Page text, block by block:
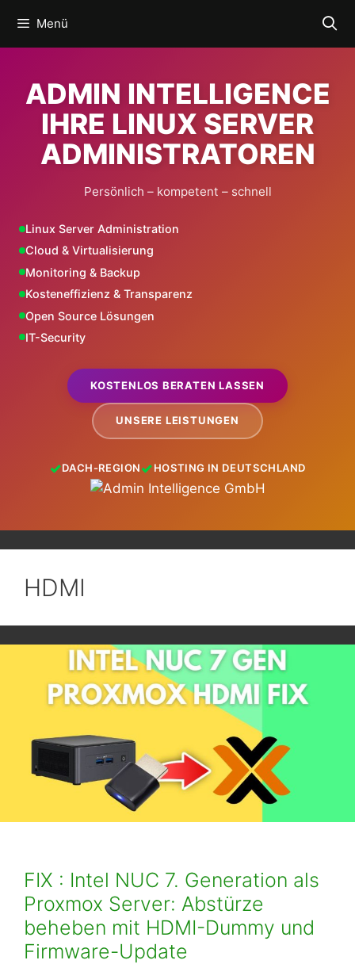
Inhalt
springen
Menü
ADMIN INTELLIGENCE
IHRE LINUX SERVER
ADMINISTRATOREN
Persönlich – kompetent – schnell
Linux Server Administration
Cloud & Virtualisierung
Monitoring & Backup
Kosteneffizienz & Transparenz
Open Source Lösungen
IT-Security
KOSTENLOS BERATEN LASSEN
UNSERE LEISTUNGEN
DACH-REGION HOSTING IN DEUTSCHLAND
HDMI
FIX : Intel NUC 7. Generation als
Proxmox Server: Abstürze
beheben mit HDMI-Dummy und
Firmware-Update